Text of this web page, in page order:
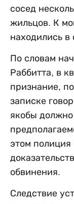
сосед
жильцов. К
находились в
По словам
Раббитта, в
признание,
записке
якобы должно
этом полиция
обвинения.
Следствие